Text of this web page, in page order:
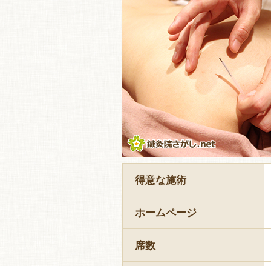
得意な施術
ホームページ
席数